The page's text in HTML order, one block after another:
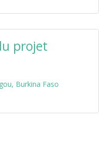
projet
Burkina Faso